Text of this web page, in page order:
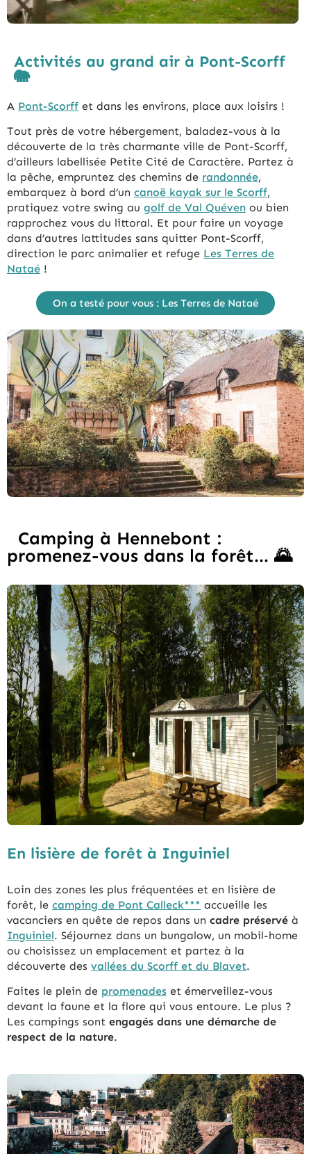
Activités au grand air à Pont-Scorff
🐘
A Pont-Scorff et dans les environs, place aux loisirs !
Tout près de votre hébergement, baladez-vous à la
découverte de la très charmante ville de Pont-Scorff,
d’ailleurs labellisée Petite Cité de Caractère. Partez à
la pêche, empruntez des chemins de randonnée,
embarquez à bord d’un canoë kayak sur le Scorff,
pratiquez votre swing au golf de Val Quéven ou bien
rapprochez vous du littoral. Et pour faire un voyage
dans d’autres lattitudes sans quitter Pont-Scorff,
direction le parc animalier et refuge Les Terres de
Nataé !
On a testé pour vous : Les Terres de Nataé
Camping à Hennebont :
promenez-vous dans la forêt... 🌄
En lisière de forêt à Inguiniel
Loin des zones les plus fréquentées et en lisière de
forêt, le camping de Pont Calleck*** accueille les
vacanciers en quête de repos dans un cadre préservé à
Inguiniel. Séjournez dans un bungalow, un mobil-home
ou choisissez un emplacement et partez à la
découverte des vallées du Scorff et du Blavet.
Faites le plein de promenades et émerveillez-vous
devant la faune et la flore qui vous entoure. Le plus ?
Les campings sont engagés dans une démarche de
respect de la nature.